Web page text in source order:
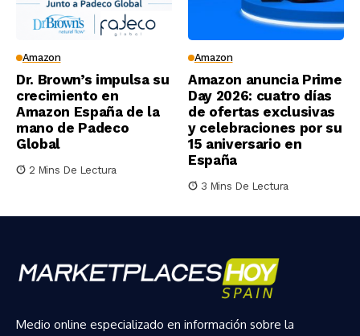
Amazon
Dr. Brown’s impulsa su
crecimiento en
Amazon España de la
mano de Padeco
Global
2 Mins De Lectura
Amazon
Amazon anuncia Prime
Day 2026: cuatro días
de ofertas exclusivas
y celebraciones por su
15 aniversario en
España
3 Mins De Lectura
Medio online especializado en información sobre la